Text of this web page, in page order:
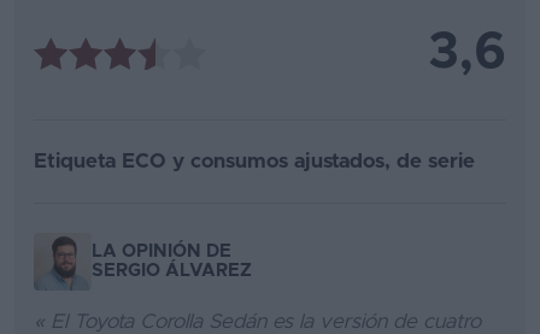
3,6
Etiqueta ECO y consumos ajustados, de serie
LA OPINIÓN DE
SERGIO ÁLVAREZ
« El Toyota Corolla Sedán es la versión de cuatro